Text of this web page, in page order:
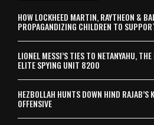
HOW LOCKHEED MARTIN, RAYTHEON &
PROPAGANDIZING CHILDREN TO
LIONEL MESSI’S TIES TO NETANYAHU,
ELITE SPYING UNIT 8200
HEZBOLLAH HUNTS DOWN HIND RAJAB’S
OFFENSIVE